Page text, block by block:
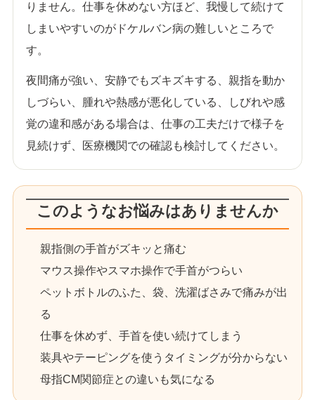
りません。仕事を休めない方ほど、我慢して続けて
しまいやすいのがドケルバン病の難しいところで
す。
夜間痛が強い、安静でもズキズキする、親指を動か
しづらい、腫れや熱感が悪化している、しびれや感
覚の違和感がある場合は、仕事の工夫だけで様子を
見続けず、医療機関での確認も検討してください。
このようなお悩みはありませんか
親指側の手首がズキッと痛む
マウス操作やスマホ操作で手首がつらい
ペットボトルのふた、袋、洗濯ばさみで痛みが出
る
仕事を休めず、手首を使い続けてしまう
装具やテーピングを使うタイミングが分からない
母指CM関節症との違いも気になる